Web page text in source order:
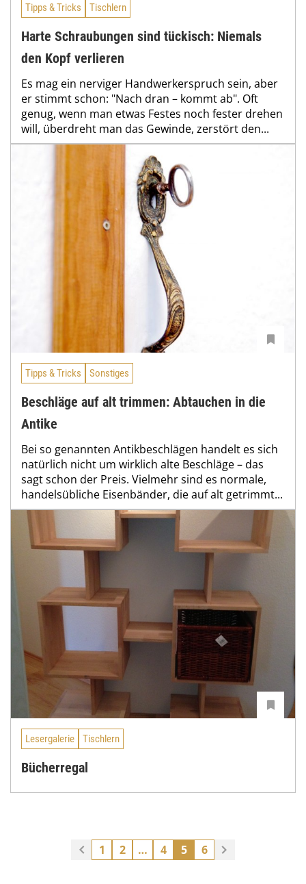
Tipps & Tricks Tischlern
Harte Schraubungen sind tückisch: Niemals
den Kopf verlieren
Es mag ein nerviger Handwerkerspruch sein, aber
er stimmt schon: "Nach dran – kommt ab". Oft
genug, wenn man etwas Festes noch fester drehen
will, überdreht man das Gewinde, zerstört den...
Tipps & Tricks Sonstiges
Beschläge auf alt trimmen: Abtauchen in die
Antike
Bei so genannten Antikbeschlägen handelt es sich
natürlich nicht um wirklich alte Beschläge – das
sagt schon der Preis. Vielmehr sind es normale,
handelsübliche Eisenbänder, die auf alt getrimmt...
Lesergalerie Tischlern
Bücherregal
1 2 … 4 5 6